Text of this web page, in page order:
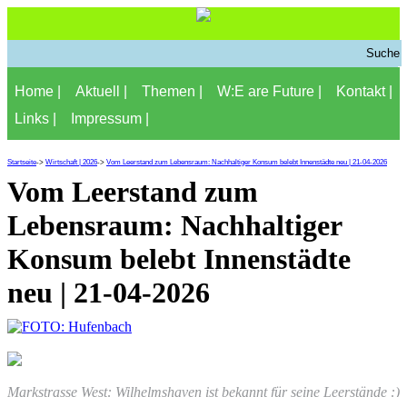
Home | Aktuell | Themen | W:E are Future |
Kontakt |
Links |
Impressum |
Startseite-> Wirtschaft | 2026-> Vom Leerstand zum Lebensraum: Nachhaltiger Konsum belebt Innenstädte neu | 21-04-2026
Vom Leerstand zum
Lebensraum: Nachhaltiger
Konsum belebt Innenstädte
neu | 21-04-2026
Markstrasse West: Wilhelmshaven ist bekannt für seine Leerstände :)